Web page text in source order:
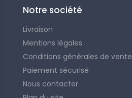
Notre société
Livraison
Mentions légales
Conditions générales de vente
Paiement sécurisé
Nous contacter